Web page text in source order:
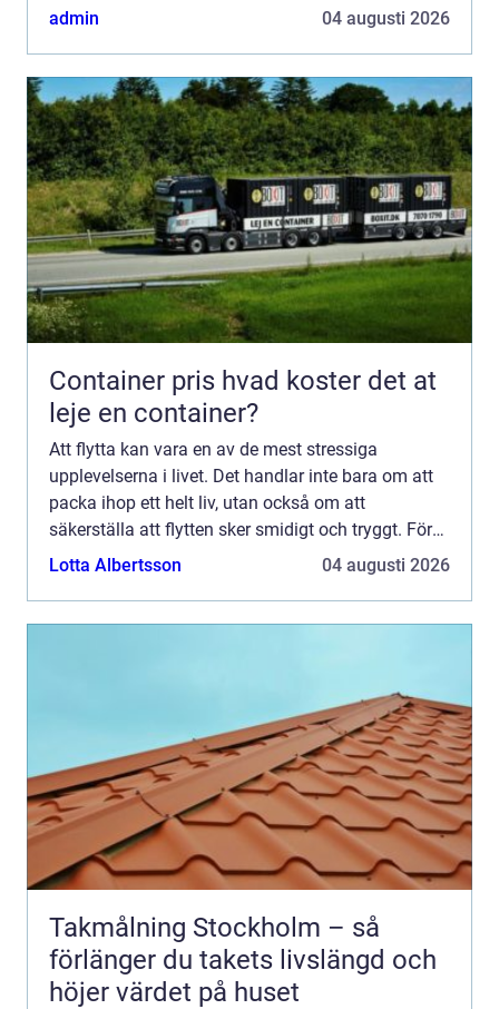
dem som befinner sig i Jönkö...
admin 04 augusti 2026
Container pris hvad koster det at
leje en container?
Att flytta kan vara en av de mest stressiga
upplevelserna i livet. Det handlar inte bara om att
packa ihop ett helt liv, utan också om att
säkerställa att flytten sker smidigt och tryggt. För
dem som befinner sig i Jönkö...
Lotta Albertsson 04 augusti 2026
Takmålning Stockholm – så
förlänger du takets livslängd och
höjer värdet på huset